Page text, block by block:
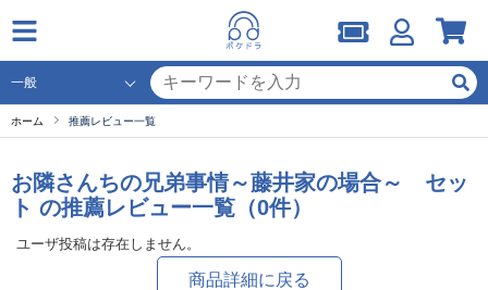
ホーム 推薦レビュー一覧
お隣さんちの兄弟事情～藤井家の場合～ セッ
ト の推薦レビュー一覧（0件）
ユーザ投稿は存在しません。
商品詳細に戻る